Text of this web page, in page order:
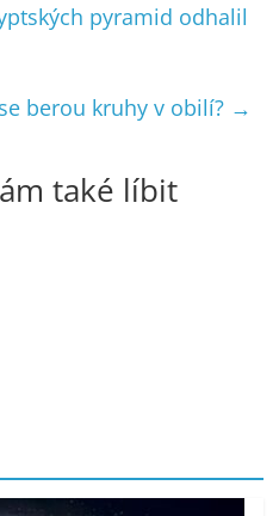
pyramid odhalil
berou kruhy v obilí? →
také líbit